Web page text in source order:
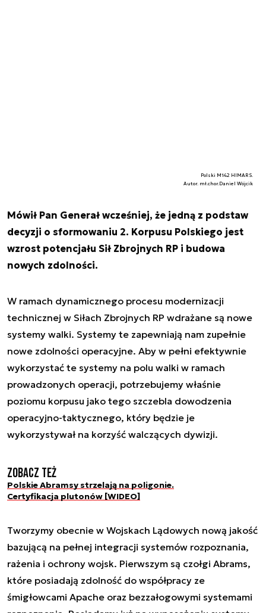
Polski M142 HIMARS.
Autor. mł.chor.Daniel Wójcik
Mówił Pan Generał wcześniej, że jedną z podstaw
decyzji o sformowaniu 2. Korpusu Polskiego jest
wzrost potencjału Sił Zbrojnych RP i budowa
nowych zdolności.
W ramach dynamicznego procesu modernizacji
technicznej w Siłach Zbrojnych RP wdrażane są nowe
systemy walki. Systemy te zapewniają nam zupełnie
nowe zdolności operacyjne. Aby w pełni efektywnie
wykorzystać te systemy na polu walki w ramach
prowadzonych operacji, potrzebujemy właśnie
poziomu korpusu jako tego szczebla dowodzenia
operacyjno-taktycznego, który będzie je
wykorzystywał na korzyść walczących dywizji.
Zobacz też
Polskie Abramsy strzelają na poligonie.
Certyfikacja plutonów [WIDEO]
Tworzymy obecnie w Wojskach Lądowych nową jakość
bazującą na pełnej integracji systemów rozpoznania,
rażenia i ochrony wojsk. Pierwszym są czołgi Abrams,
które posiadają zdolność do współpracy ze
śmigłowcami Apache oraz bezzałogowymi systemami